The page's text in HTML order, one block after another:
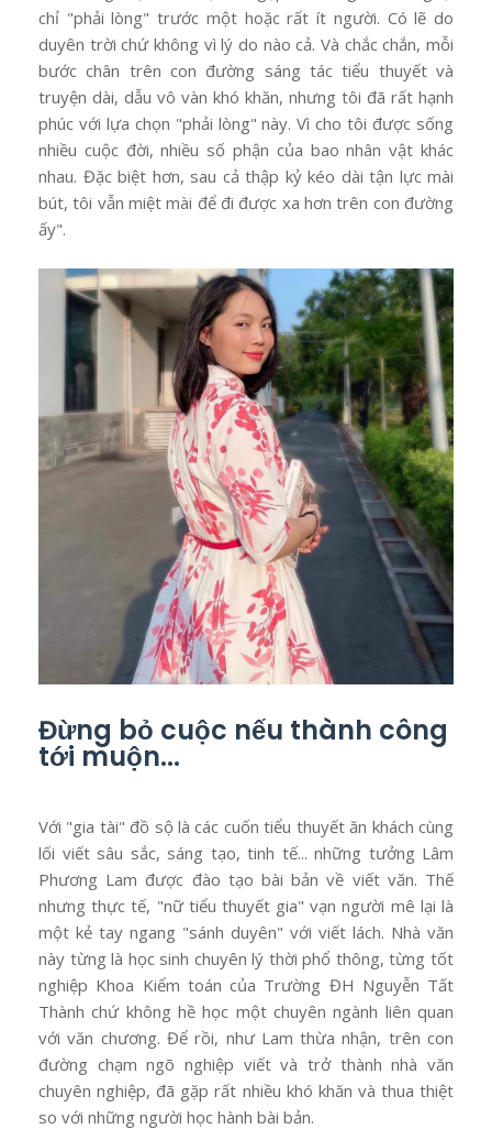
chỉ "phải lòng" trước một hoặc rất ít người. Có lẽ do
duyên trời chứ không vì lý do nào cả. Và chắc chắn, mỗi
bước chân trên con đường sáng tác tiểu thuyết và
truyện dài, dẫu vô vàn khó khăn, nhưng tôi đã rất hạnh
phúc với lựa chọn "phải lòng" này. Vì cho tôi được sống
nhiều cuộc đời, nhiều số phận của bao nhân vật khác
nhau. Đặc biệt hơn, sau cả thập kỷ kéo dài tận lực mài
bút, tôi vẫn miệt mài để đi được xa hơn trên con đường
ấy".
Đừng bỏ cuộc nếu thành công
tới muộn...
Với "gia tài" đồ sộ là các cuốn tiểu thuyết ăn khách cùng
lối viết sâu sắc, sáng tạo, tinh tế... những tưởng Lâm
Phương Lam được đào tạo bài bản về viết văn. Thế
nhưng thực tế, "nữ tiểu thuyết gia" vạn người mê lại là
một kẻ tay ngang "sánh duyên" với viết lách. Nhà văn
này từng là học sinh chuyên lý thời phổ thông, từng tốt
nghiệp Khoa Kiểm toán của Trường ĐH Nguyễn Tất
Thành chứ không hề học một chuyên ngành liên quan
với văn chương. Để rồi, như Lam thừa nhận, trên con
đường chạm ngõ nghiệp viết và trở thành nhà văn
chuyên nghiệp, đã gặp rất nhiều khó khăn và thua thiệt
so với những người học hành bài bản.